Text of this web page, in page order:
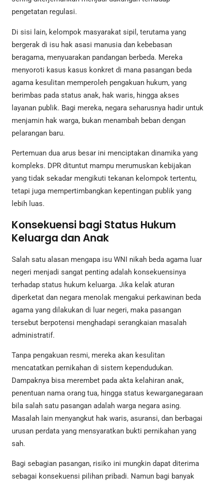
pengetatan regulasi.
Di sisi lain, kelompok masyarakat sipil, terutama yang
bergerak di isu hak asasi manusia dan kebebasan
beragama, menyuarakan pandangan berbeda. Mereka
menyoroti kasus kasus konkret di mana pasangan beda
agama kesulitan memperoleh pengakuan hukum, yang
berimbas pada status anak, hak waris, hingga akses
layanan publik. Bagi mereka, negara seharusnya hadir untuk
menjamin hak warga, bukan menambah beban dengan
pelarangan baru.
Pertemuan dua arus besar ini menciptakan dinamika yang
kompleks. DPR dituntut mampu merumuskan kebijakan
yang tidak sekadar mengikuti tekanan kelompok tertentu,
tetapi juga mempertimbangkan kepentingan publik yang
lebih luas.
Konsekuensi bagi Status Hukum
Keluarga dan Anak
Salah satu alasan mengapa isu WNI nikah beda agama luar
negeri menjadi sangat penting adalah konsekuensinya
terhadap status hukum keluarga. Jika kelak aturan
diperketat dan negara menolak mengakui perkawinan beda
agama yang dilakukan di luar negeri, maka pasangan
tersebut berpotensi menghadapi serangkaian masalah
administratif.
Tanpa pengakuan resmi, mereka akan kesulitan
mencatatkan pernikahan di sistem kependudukan.
Dampaknya bisa merembet pada akta kelahiran anak,
penentuan nama orang tua, hingga status kewarganegaraan
bila salah satu pasangan adalah warga negara asing.
Masalah lain menyangkut hak waris, asuransi, dan berbagai
urusan perdata yang mensyaratkan bukti pernikahan yang
sah.
Bagi sebagian pasangan, risiko ini mungkin dapat diterima
sebagai konsekuensi pilihan pribadi. Namun bagi banyak